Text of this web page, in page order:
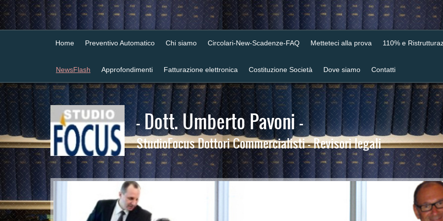
Home Preventivo Automatico Chi siamo Circolari-New-Scadenze-FAQ Metteteci alla prova 110% e
NewsFlash Approfondimenti Fatturazione elettronica Costituzione Società Dove siamo Contatti
- Dott. Umberto Pavoni -
StudioFocus Dottori Commercialisti - Revisori legali